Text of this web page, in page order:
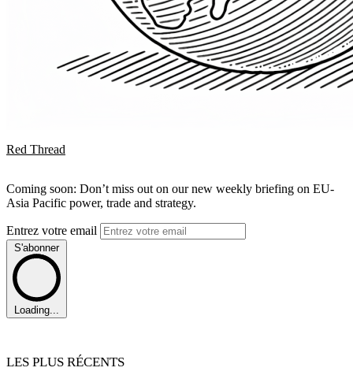
Red Thread
Coming soon: Don’t miss out on our new weekly briefing on EU-
Asia Pacific power, trade and strategy.
Entrez votre email
S'abonner
Loading...
LES PLUS RÉCENTS